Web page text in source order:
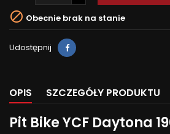
 Obecnie brak na stanie
Udostępnij
OPIS SZCZEGÓŁY PRODUKTU
Pit Bike YCF Daytona